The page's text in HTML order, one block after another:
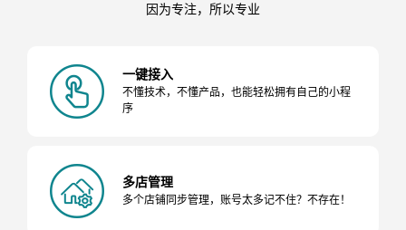
因为专注，所以专业
一键接入
不懂技术，不懂产品，也能轻松拥有自己的小程
序
多店管理
多个店铺同步管理，账号太多记不住？不存在！